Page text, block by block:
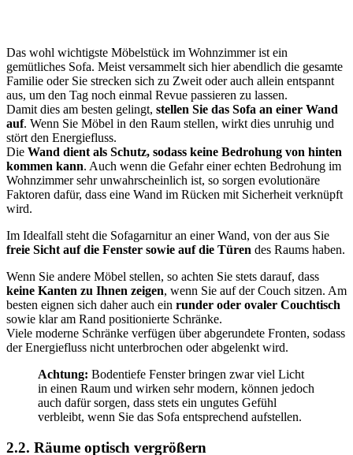
Das wohl wichtigste Möbelstück im Wohnzimmer ist ein
gemütliches Sofa. Meist versammelt sich hier abendlich die gesamte
Familie oder Sie strecken sich zu Zweit oder auch allein entspannt
aus, um den Tag noch einmal Revue passieren zu lassen.
Damit dies am besten gelingt, stellen Sie das Sofa an einer Wand
auf. Wenn Sie Möbel in den Raum stellen, wirkt dies unruhig und
stört den Energiefluss.
Die Wand dient als Schutz, sodass keine Bedrohung von hinten
kommen kann. Auch wenn die Gefahr einer echten Bedrohung im
Wohnzimmer sehr unwahrscheinlich ist, so sorgen evolutionäre
Faktoren dafür, dass eine Wand im Rücken mit Sicherheit verknüpft
wird.
Im Idealfall steht die Sofagarnitur an einer Wand, von der aus Sie
freie Sicht auf die Fenster sowie auf die Türen des Raums haben.
Wenn Sie andere Möbel stellen, so achten Sie stets darauf, dass
keine Kanten zu Ihnen zeigen, wenn Sie auf der Couch sitzen. Am
besten eignen sich daher auch ein runder oder ovaler Couchtisch
sowie klar am Rand positionierte Schränke.
Viele moderne Schränke verfügen über abgerundete Fronten, sodass
der Energiefluss nicht unterbrochen oder abgelenkt wird.
Achtung: Bodentiefe Fenster bringen zwar viel Licht
in einen Raum und wirken sehr modern, können jedoch
auch dafür sorgen, dass stets ein ungutes Gefühl
verbleibt, wenn Sie das Sofa entsprechend aufstellen.
2.2. Räume optisch vergrößern